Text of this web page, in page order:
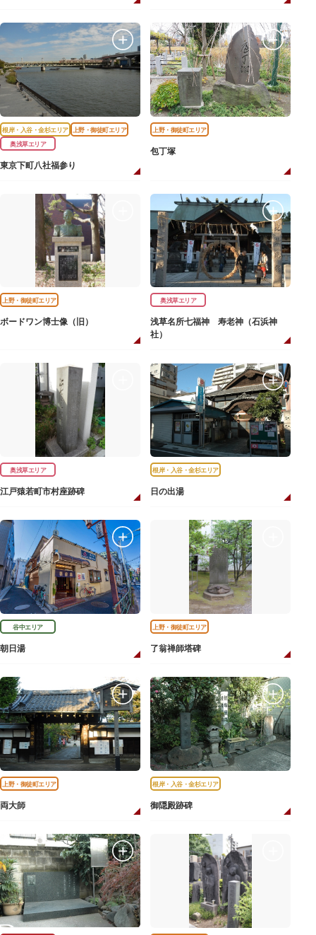
根岸・入谷・金杉エリア
上野・御徒町エリア
奥浅草エリア
東京下町八社福参り
上野・御徒町エリア
包丁塚
上野・御徒町エリア
ボードワン博士像（旧）
奥浅草エリア
浅草名所七福神 寿老神（石浜神
社）
奥浅草エリア
江戸猿若町市村座跡碑
根岸・入谷・金杉エリア
日の出湯
谷中エリア
朝日湯
上野・御徒町エリア
了翁禅師塔碑
上野・御徒町エリア
両大師
根岸・入谷・金杉エリア
御隠殿跡碑